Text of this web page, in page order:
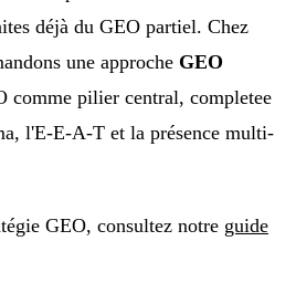
déjà du GEO partiel. Chez
une approche GEO
comme pilier central, completee
l'E-E-A-T et la présence multi-
GEO, consultez notre guide